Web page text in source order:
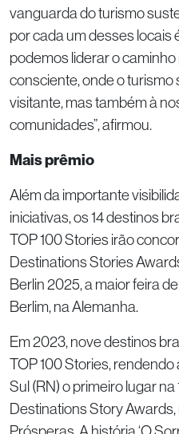
vanguarda do turismo
por cada um desses locais
podemos liderar o
consciente, onde o
visitante, mas também à
comunidades”, afirmou.
Mais prêmio
Além da importante
iniciativas, os 14 destinos
TOP 100 Stories irão
Destinations Stories
Berlin 2025, a maior feira
Berlim, na Alemanha.
Em 2023, nove destinos
TOP 100 Stories,
Sul (RN) o primeiro lugar
Destinations Story